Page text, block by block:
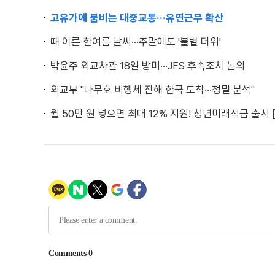
고유가에 붐비는 대중교통···유연근무 확산
때 이른 한여름 날씨···주말에도 '불볕 더위'
박윤주 외교차관 18일 방미···JFS 후속조치 논의
외교부 "나무호 비행체 잔해 한국 도착···정밀 분석"
월 50만 원 넣으면 최대 12% 지원! 청년미래적금 출시